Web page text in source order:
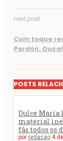
next post
Com toque
Perdón. Ouça!
POSTS
Dulce María
material
fãs todos os
por redacao 4